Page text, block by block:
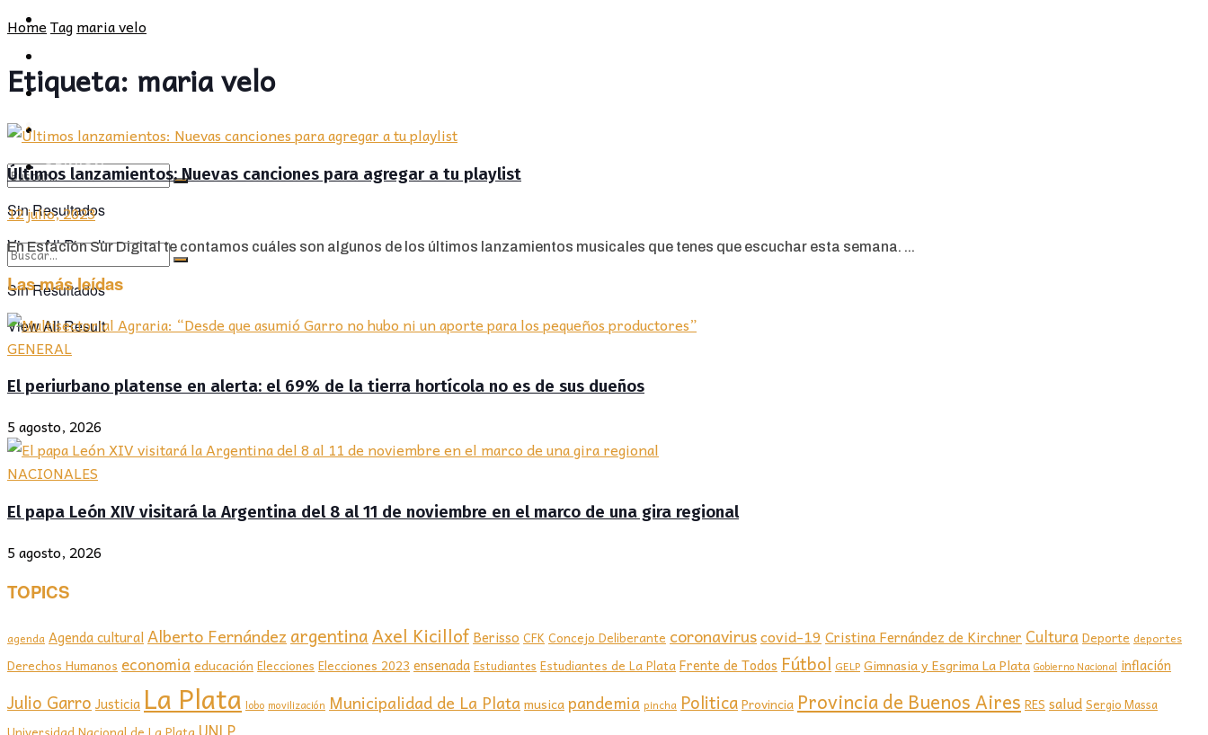
CULTURA
Sin Resultados
View All Result
PROVINCIA
SOCIEDAD
CULTURA
OPINIÓN
Sin Resultados
View All Result
HomeTagmaria velo
Etiqueta: maria velo
Últimos lanzamientos: Nuevas canciones para agregar a tu playlist
12 julio, 2023
En Estación Sur Digital te contamos cuáles son algunos de los últimos lanzamientos musicales que tenes que escuchar esta semana. ...
Las más leídas
GENERAL
El periurbano platense en alerta: el 69% de la tierra hortícola no es de sus dueños
5 agosto, 2026
NACIONALES
El papa León XIV visitará la Argentina del 8 al 11 de noviembre en el marco de una gira regional
5 agosto, 2026
TOPICS
agenda Agenda culturalAlberto Fernández argentinaAxel Kicillof Berisso CFKConcejo Deliberante coronaviruscovid-19 Cristina Fernández de Kirchner Cultura Deporte deportes
Derechos Humanos economia educación Elecciones Elecciones 2023 ensenada Estudiantes Estudiantes de La PlataFrente de Todos Fútbol GELP Gimnasia y Esgrima La Plata Gobierno Nacional inflación
Julio Garro Justicia La Plata lobo movilización Municipalidad de La Plata musicapandemia pincha PoliticaProvincia Provincia de Buenos Aires RES saludSergio Massa